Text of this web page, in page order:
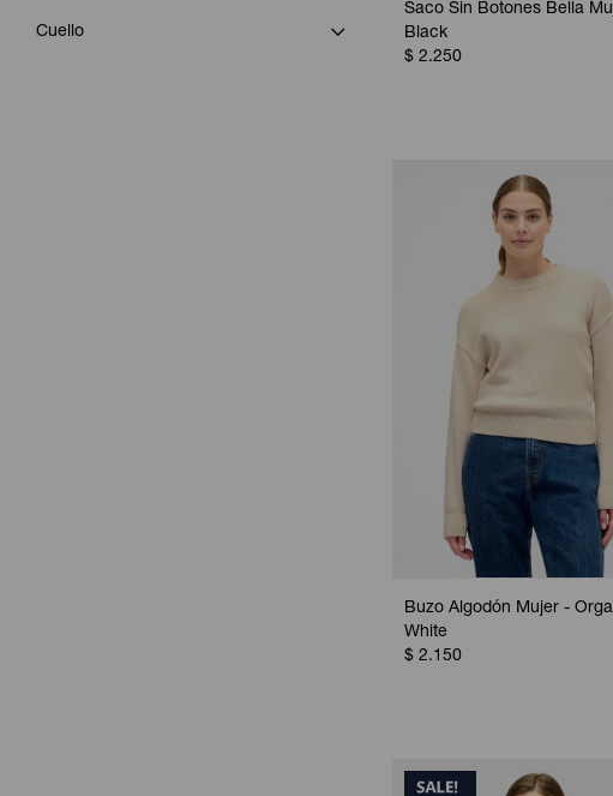
Saco Sin Botones Bella
Black
$ 2.250
Buzo Algodón Mujer -
White
$ 2.150
Cuello